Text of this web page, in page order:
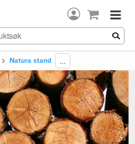
> Natura stand ...